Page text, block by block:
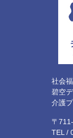
社会
碧空
介護
〒
TEL /